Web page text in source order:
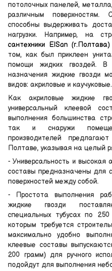
потолочных панелей,
различным поверхностям.
способны выдерживать
нагрузки. Например, на
сантехники ElSan (г.Полтава)
том, как был приклеен
помощи жидких гвоздей.
назначения жидкие гвозди
видов: акриловые и каучуковые.
Как акриловые жидкие
универсальный клеевой
выполнения большинства
так и снаружи
производителей
Полтаве, указывая на целый
- Универсальность и высокая
составы предназначены для
поверхностей между собой.
- Простота выполнения
жидкие гвозди
специальных тубусах по
которым требуется
максимально удобно
клеевые составы
200 грамм) для ручного
подойдут для выполнения